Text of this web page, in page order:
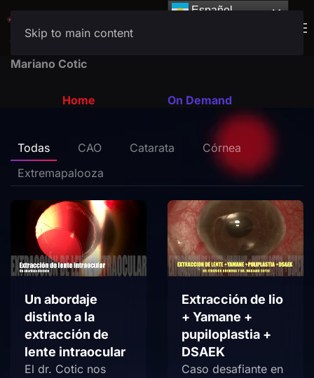
Skip to main content
Español
Español
Mariano Cotic
Home On Demand
Todas CAO Catarata
Córnea
Extremapalooza
Un abordaje
distinto a la
extracción de
lente intraocular
El dr. Cotic nos
Extracción de lio
+ Yamane +
pupiloplastia +
DSAEK
Caso desafiante en